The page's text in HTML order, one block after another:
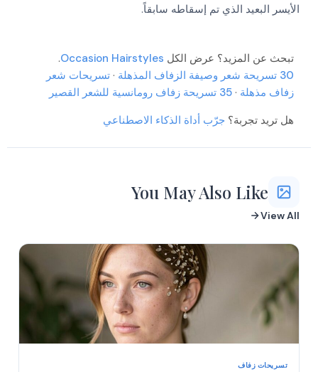
الأيسر البعيد الذي تم إسقاطه سابقاً.
تبحث عن المزيد؟ عرض الكل Occasion Hairstyles
.
30 تسريحة شعر وصيفة الزفاف المذهلة
· تسريحات شعر
زفاف مذهلة · 35 تسريحة زفاف رومانسية للشعر القصير
هل تريد تجربة؟ جرّب أداة الذكاء الاصطناعي
You May Also Like
View All
تسريحات زفاف